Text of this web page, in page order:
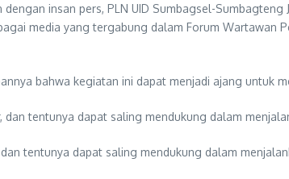
insan pers, PLN UID Sumbagsel-
media yang tergabung dalam Forum Wartawan
bahwa kegiatan ini dapat menjadi ajang untuk
tentunya dapat saling mendukung dalam
tentunya dapat saling mendukung dalam